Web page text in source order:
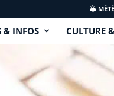
& INFOS CULTURE